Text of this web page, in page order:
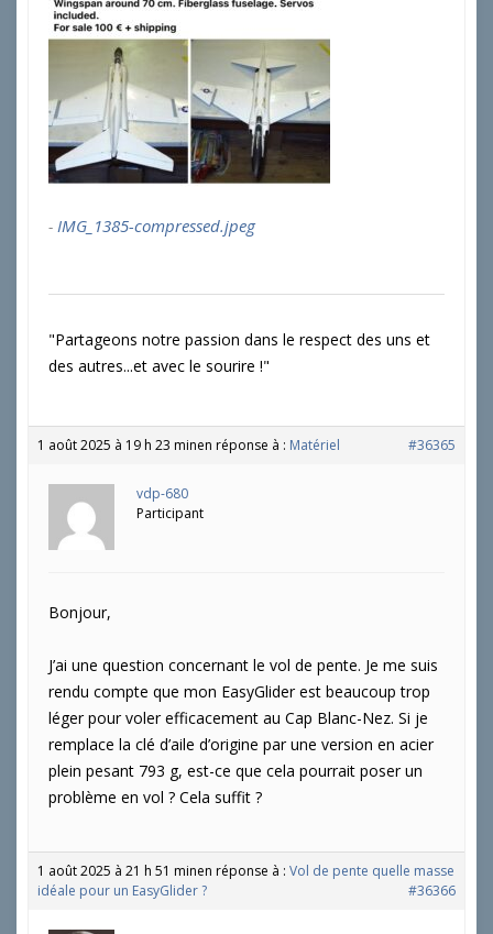
IMG_1385-compressed.jpeg
"Partageons notre passion dans le respect des uns et
des autres...et avec le sourire !"
1 août 2025 à 19 h 23 minen réponse à : Matériel #36365
vdp-680
Participant
Bonjour,
J’ai une question concernant le vol de pente. Je me suis
rendu compte que mon EasyGlider est beaucoup trop
léger pour voler efficacement au Cap Blanc-Nez. Si je
remplace la clé d’aile d’origine par une version en acier
plein pesant 793 g, est-ce que cela pourrait poser un
problème en vol ? Cela suffit ?
1 août 2025 à 21 h 51 minen réponse à : Vol de pente quelle masse
idéale pour un EasyGlider ?
#36366